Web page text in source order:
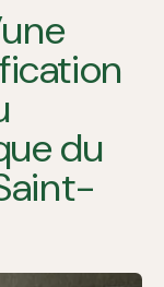
du